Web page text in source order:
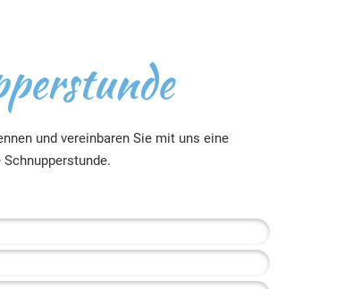
und vereinbaren Sie mit uns eine